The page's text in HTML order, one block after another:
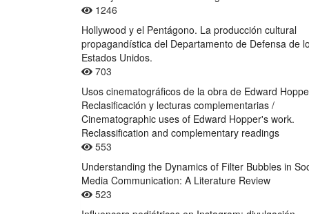
1246
Hollywood y el Pentágono. La producción cultural
propagandística del Departamento de Defensa de
Estados Unidos.
703
Usos cinematográficos de la obra de Edward
Reclasificación y lecturas complementarias /
Cinematographic uses of Edward Hopper's work.
Reclassification and complementary readings
553
Understanding the Dynamics of Filter Bubbles in
Media Communication: A Literature Review
523